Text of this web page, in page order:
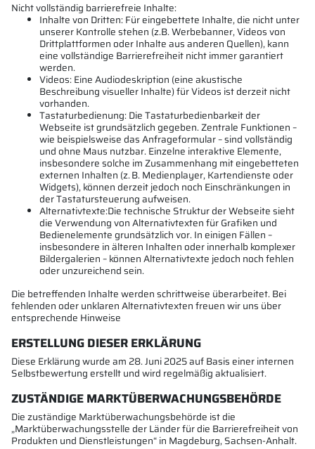
Nicht vollständig barrierefreie Inhalte:
Inhalte von Dritten: Für eingebettete Inhalte, die nicht unter
unserer Kontrolle stehen (z.B. Werbebanner, Videos von
Drittplattformen oder Inhalte aus anderen Quellen), kann
eine vollständige Barrierefreiheit nicht immer garantiert
werden.
Videos: Eine Audiodeskription (eine akustische
Beschreibung visueller Inhalte) für Videos ist derzeit nicht
vorhanden.
Tastaturbedienung: Die Tastaturbedienbarkeit der
Webseite ist grundsätzlich gegeben. Zentrale Funktionen –
wie beispielsweise das Anfrageformular – sind vollständig
und ohne Maus nutzbar. Einzelne interaktive Elemente,
insbesondere solche im Zusammenhang mit eingebetteten
externen Inhalten (z. B. Medienplayer, Kartendienste oder
Widgets), können derzeit jedoch noch Einschränkungen in
der Tastatursteuerung aufweisen.
Alternativtexte:Die technische Struktur der Webseite sieht
die Verwendung von Alternativtexten für Grafiken und
Bedienelemente grundsätzlich vor. In einigen Fällen –
insbesondere in älteren Inhalten oder innerhalb komplexer
Bildergalerien – können Alternativtexte jedoch noch fehlen
oder unzureichend sein.
Die betreffenden Inhalte werden schrittweise überarbeitet. Bei
fehlenden oder unklaren Alternativtexten freuen wir uns über
entsprechende Hinweise
ERSTELLUNG DIESER ERKLÄRUNG
Diese Erklärung wurde am 28. Juni 2025 auf Basis einer internen
Selbstbewertung erstellt und wird regelmäßig aktualisiert.
ZUSTÄNDIGE MARKTÜBERWACHUNGSBEHÖRDE
Die zuständige Marktüberwachungsbehörde ist die
„Marktüberwachungsstelle der Länder für die Barrierefreiheit von
Produkten und Dienstleistungen“ in Magdeburg, Sachsen-Anhalt.